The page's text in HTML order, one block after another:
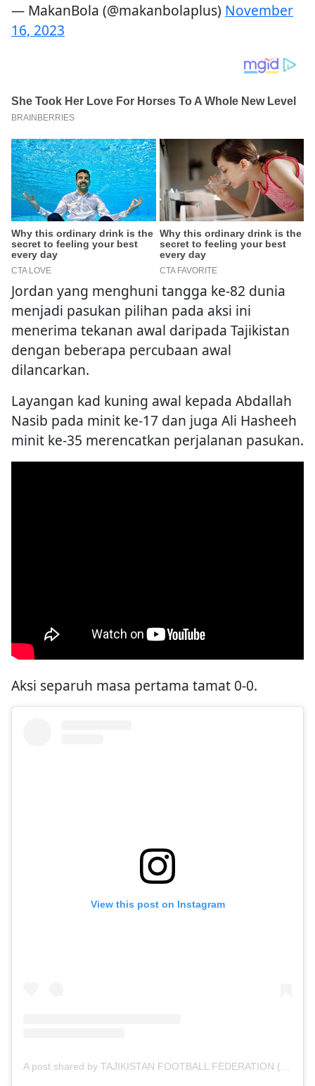
— MakanBola (@makanbolaplus) November
16, 2023
Jordan yang menghuni tangga ke-82 dunia
menjadi pasukan pilihan pada aksi ini
menerima tekanan awal daripada Tajikistan
dengan beberapa percubaan awal
dilancarkan.
Layangan kad kuning awal kepada Abdallah
Nasib pada minit ke-17 dan juga Ali Hasheeh
minit ke-35 merencatkan perjalanan pasukan.
Aksi separuh masa pertama tamat 0-0.
View this post on Instagram